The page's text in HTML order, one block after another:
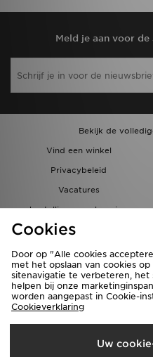
Meld je aan voor
Bekijk de
Vind een winkel
Privacybeleid
Vacatures
bestellingen en levering
Partnerprogramma
Nederland
Cookies
Door op "Alle cookies
met het opslaan van cookies
sitenavigatie te verbeteren,
helpen bij onze
worden aangepast in Cookie-
Cookieverklaring
Uw